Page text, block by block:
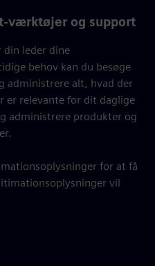
værktøjer og support
leder dine
behov kan du besøge
administrere alt, hvad der
er relevante for dit daglige
administrere produkter og
for at få
vil